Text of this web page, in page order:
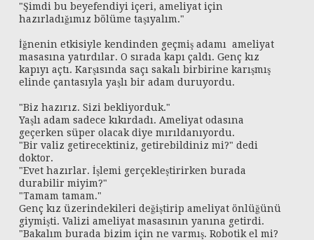
"Şimdi bu beyefendiyi içeri, ameliyat için
hazırladığımız bölüme taşıyalım."
İğnenin etkisiyle kendinden geçmiş adamı ameliyat
masasına yatırdılar. O sırada kapı çaldı. Genç kız
kapıyı açtı. Karşısında saçı sakalı birbirine karışmış
elinde çantasıyla yaşlı bir adam duruyordu.
"Biz hazırız. Sizi bekliyorduk."
Yaşlı adam sadece kıkırdadı. Ameliyat odasına
geçerken süper olacak diye mırıldanıyordu.
"Bir valiz getirecektiniz, getirebildiniz mi?" dedi
doktor.
"Evet hazırlar. İşlemi gerçekleştirirken burada
durabilir miyim?"
"Tamam tamam."
Genç kız üzerindekileri değiştirip ameliyat önlüğünü
giymişti. Valizi ameliyat masasının yanına getirdi.
"Bakalım burada bizim için ne varmış. Robotik el mi?